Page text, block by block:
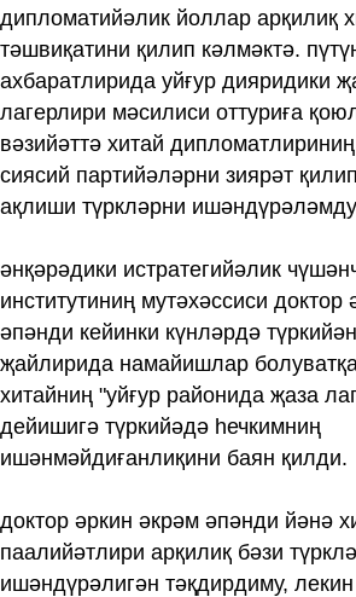
дипломатийәлик йоллар арқилиқ
тәшвиқатини қилип кәлмәктә.
ахбаратлирида уйғур дияридики
лагерлири мәсилиси оттуриға
вәзийәттә хитай
сиясий партийәләрни зиярәт
ақлиши түркләрни
әнқәрәдики истратегийәлик
институтиниң мутәхәссиси доктор
әпәнди кейинки күнләрдә
җайлирида намайишлар
хитайниң "уйғур районида җаза
дейишигә түркийәдә һечкимниң
ишәнмәйдиғанлиқини баян қилди.
доктор әркин әкрәм әпәнди йәнә
паалийәтлири арқилиқ бәзи
ишәндүрәлигән тәқдирдиму, лекин